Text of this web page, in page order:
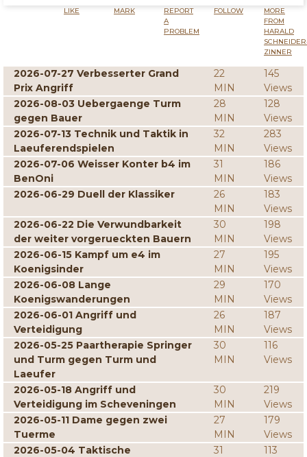
LIKE MARK
REPORT
A
PROBLEM
FOLLOW
MORE
FROM
HARALD
ZINNER
2026-07-27 Verbesserter Grand
Prix Angriff
22
MIN
145
Views
2026-08-03 Uebergaenge Turm
gegen Bauer
28
MIN
128
Views
2026-07-13 Technik und Taktik in
Laeuferendspielen
32
MIN
283
Views
2026-07-06 Weisser Konter b4 im
BenOni
31
MIN
186
Views
2026-06-29 Duell der Klassiker
26
MIN
183
Views
2026-06-22 Die Verwundbarkeit
der weiter vorgerueckten Bauern
30
MIN
198
Views
2026-06-15 Kampf um e4 im
Koenigsinder
27
MIN
195
Views
2026-06-08 Lange
Koenigswanderungen
29
MIN
170
Views
2026-06-01 Angriff und
Verteidigung
26
MIN
187
Views
2026-05-25 Paartherapie Springer
und Turm gegen Turm und
Laeufer
30
MIN
116
Views
2026-05-18 Angriff und
Verteidigung im Scheveningen
30
MIN
219
Views
2026-05-11 Dame gegen zwei
Tuerme
27
MIN
179
Views
2026-05-04 Taktische
31
113